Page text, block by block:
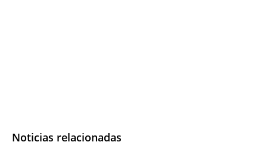
Noticias relacionadas